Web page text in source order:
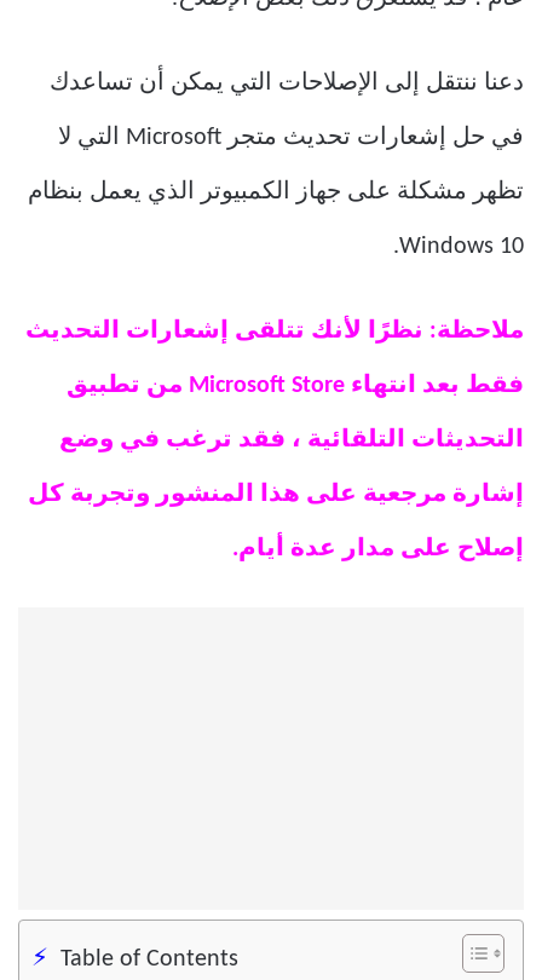
دعنا ننتقل إلى الإصلاحات التي يمكن أن تساعدك
في حل إشعارات تحديث متجر Microsoft التي لا
تظهر مشكلة على جهاز الكمبيوتر الذي يعمل بنظام
Windows 10.
ملاحظة: نظرًا لأنك تتلقى إشعارات التحديث
فقط بعد انتهاء Microsoft Store من تطبيق
التحديثات التلقائية ، فقد ترغب في وضع
إشارة مرجعية على هذا المنشور وتجربة كل
إصلاح على مدار عدة أيام.
Table of Contents